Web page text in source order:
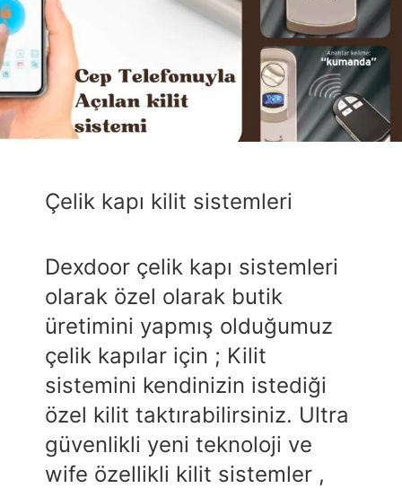
Çelik kapı kilit sistemleri
Dexdoor çelik kapı sistemleri
olarak özel olarak butik
üretimini yapmış olduğumuz
çelik kapılar için ; Kilit
sistemini kendinizin istediği
özel kilit taktırabilirsiniz. Ultra
güvenlikli yeni teknoloji ve
wife özellikli kilit sistemler ,